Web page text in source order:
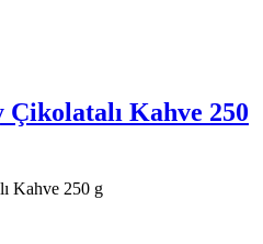
Çikolatalı Kahve 250
Kahve 250 g